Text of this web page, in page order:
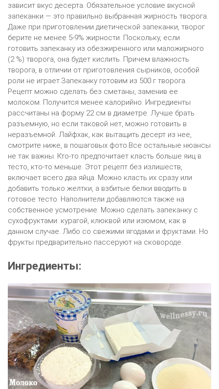
зависит вкус десерта. Обязательное условие вкусной
запеканки — это правильно выбранная жирность творога.
Даже при приготовлении диетической запеканки, творог
берите не менее 5-9% жирности. Поскольку, если
готовить запеканку из обезжиренного или маложирного
(2 %) творога, она будет кислить. Причем влажность
творога, в отличии от приготовления сырников, особой
роли не играет.Запеканку готовим из 500 г творога.
Рецепт можно сделать без сметаны, заменив ее
молоком. Получится менее калорийно. Ингредиенты
рассчитаны на форму 22 см в диаметре. Лучше брать
разъемную, но если таковой нет, можно готовить в
неразъемной. Лайфхак, как вытащить десерт из нее,
смотрите ниже, в пошаговых фото.Все остальные нюансы
не так важны. Кто-то предпочитает класть больше яиц в
тесто, кто-то меньше. Этот рецепт без излишеств,
включает всего два яйца. Можно класть их сразу или
добавить только желтки, а взбитые белки вводить в
готовое тесто. Наполнители добавляются также на
собственное усмотрение. Можно сделать запеканку с
сухофруктами: курагой, клюквой или изюмом, как в
данном случае. Либо со свежими ягодами и фруктами. Но
фрукты предварительно пассеруют на сковороде.
Ингредиенты: